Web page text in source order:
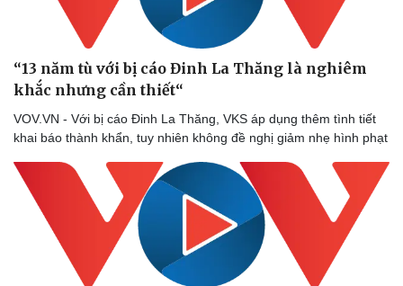
Văn hóa
Sân khấu - Điện ảnh
Văn học
Âm nhạc
Giải trí
Nghệ sĩ
Thời trang
Sao Việt
“13 năm tù với bị cáo Đinh La Thăng là nghiêm
khắc nhưng cần thiết“
VOV.VN - Với bị cáo Đinh La Thăng, VKS áp dụng thêm tình tiết
khai báo thành khẩn, tuy nhiên không đề nghị giảm nhẹ hình phạt